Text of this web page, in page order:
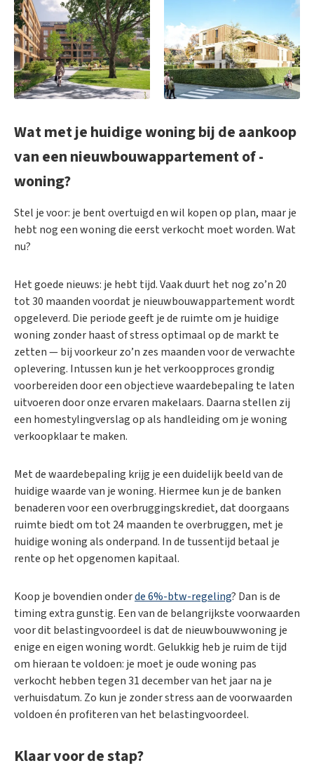
Wat met je huidige woning bij de aankoop
van een nieuwbouwappartement of -
woning?
Stel je voor: je bent overtuigd en wil kopen op plan, maar je
hebt nog een woning die eerst verkocht moet worden. Wat
nu?
Het goede nieuws: je hebt tijd. Vaak duurt het nog zo’n 20
tot 30 maanden voordat je nieuwbouwappartement wordt
opgeleverd. Die periode geeft je de ruimte om je huidige
woning zonder haast of stress optimaal op de markt te
zetten — bij voorkeur zo’n zes maanden voor de verwachte
oplevering. Intussen kun je het verkoopproces grondig
voorbereiden door een objectieve waardebepaling te laten
uitvoeren door onze ervaren makelaars. Daarna stellen zij
een homestylingverslag op als handleiding om je woning
verkoopklaar te maken.
Met de waardebepaling krijg je een duidelijk beeld van de
huidige waarde van je woning. Hiermee kun je de banken
benaderen voor een overbruggingskrediet, dat doorgaans
ruimte biedt om tot 24 maanden te overbruggen, met je
huidige woning als onderpand. In de tussentijd betaal je
rente op het opgenomen kapitaal.
Koop je bovendien onderde 6%-btw-regeling? Dan is de
timing extra gunstig. Een van de belangrijkste voorwaarden
voor dit belastingvoordeel is dat de nieuwbouwwoning je
enige en eigen woning wordt. Gelukkig heb je ruim de tijd
om hieraan te voldoen: je moet je oude woning pas
verkocht hebben tegen 31 december van het jaar na je
verhuisdatum. Zo kun je zonder stress aan de voorwaarden
voldoen én profiteren van het belastingvoordeel.
Klaar voor de stap?